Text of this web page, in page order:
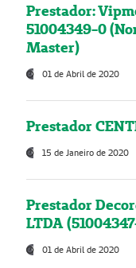
Prestador:
51004349-0
Master)
01 de Abril de 2020
Prestador
15 de Janeiro de 2020
Prestador
LTDA
01 de Abril de 2020